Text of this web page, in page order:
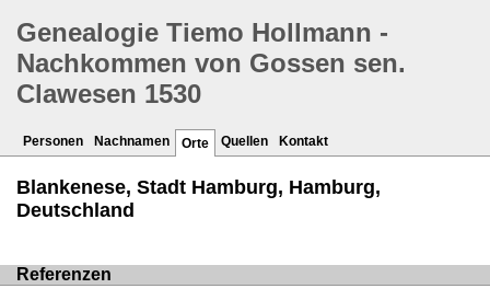
Genealogie Tiemo Hollmann -
Nachkommen von Gossen sen.
Clawesen 1530
Personen Nachnamen Orte Quellen Kontakt
Blankenese, Stadt Hamburg, Hamburg,
Deutschland
Referenzen